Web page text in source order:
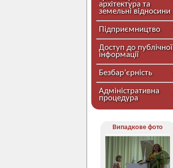
архітектура та
земельні відносини
Підприємництво
Доступ до публічної
інформації
Безбар’єрність
Адміністративна
процедура
Випадкове фото